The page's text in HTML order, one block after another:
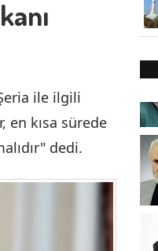
ile ilgili
en kısa sürede
dedi.